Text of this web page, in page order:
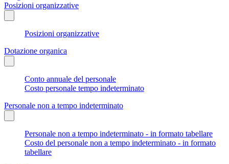
Posizioni organizzative
Posizioni organizzative
Dotazione organica
Conto annuale del personale
Costo personale tempo indeterminato
Personale non a tempo indeterminato
Personale non a tempo indeterminato - in formato tabellare
Costo del personale non a tempo indeterminato - in formato
tabellare